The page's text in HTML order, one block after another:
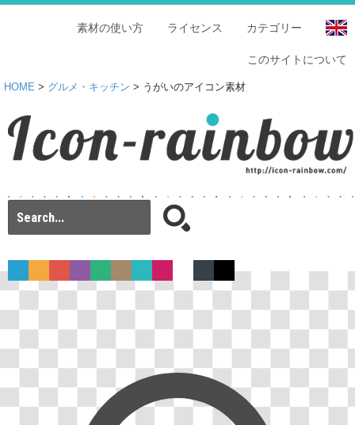
カテゴリー
ライセンス
素材の使い方
このサイトについて
HOME > グルメ・キッチン > うがいのアイコン素材